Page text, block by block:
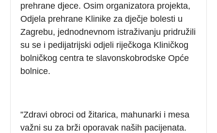
prehrane djece. Osim organizatora projekta,
Odjela prehrane Klinike za dječje bolesti u
Zagrebu, jednodnevnom istraživanju pridružili
su se i pedijatrijski odjeli riječkoga Kliničkog
bolničkog centra te slavonskobrodske Opće
bolnice.
”Zdravi obroci od žitarica, mahunarki i mesa
važni su za brži oporavak naših pacijenata.